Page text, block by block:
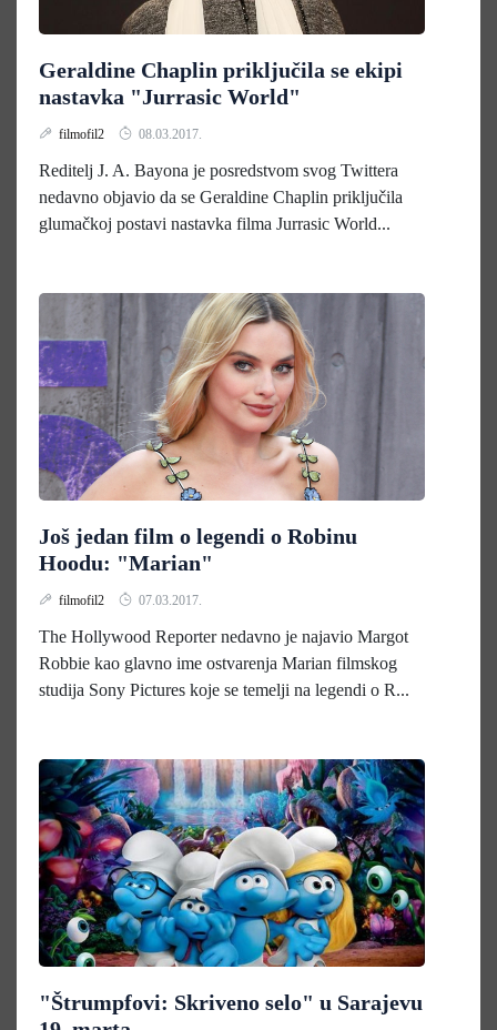
Geraldine Chaplin priključila se ekipi
nastavka "Jurrasic World"
filmofil2 08.03.2017.
Reditelj J. A. Bayona je posredstvom svog Twittera
nedavno objavio da se Geraldine Chaplin priključila
glumačkoj postavi nastavka filma Jurrasic World...
Još jedan film o legendi o Robinu
Hoodu: "Marian"
filmofil2 07.03.2017.
The Hollywood Reporter nedavno je najavio Margot
Robbie kao glavno ime ostvarenja Marian filmskog
studija Sony Pictures koje se temelji na legendi o R...
"Štrumpfovi: Skriveno selo" u Sarajevu